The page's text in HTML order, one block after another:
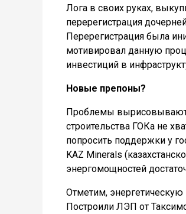
Лога в своих руках,
перерегистрация
Перерегистрация была
мотивировал данную
инвестиций в
Новые препоны?
Проблемы
строительства ГОКа не
попросить поддержки у
KAZ Minerals
энергомощностей
Отметим, энергетическую
Построили ЛЭП от